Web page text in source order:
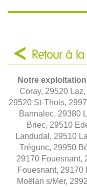
Retour à
Notre
Coray, 29520
29520 St-Thois,
Bannalec, 29380
Briec, 29510
Landudal, 29510
Trégunc, 29950
29170 Fouesnant,
Fouesnant, 29170
Moëlan s/Mer,